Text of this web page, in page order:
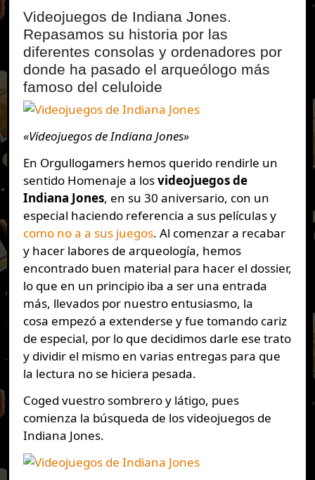
Videojuegos de Indiana Jones.
Repasamos su historia por las
diferentes consolas y ordenadores por
donde ha pasado el arqueólogo más
famoso del celuloide
«Videojuegos de Indiana Jones»
En Orgullogamers hemos querido rendirle un
sentido Homenaje a losvideojuegos de
Indiana Jones, en su 30 aniversario, con un
especial haciendo referencia a sus películas y
como no a a sus juegos. Al comenzar a recabar
y hacer labores de arqueología, hemos
encontrado buen material para hacer el dossier,
lo que en un principio iba a ser una entrada
más, llevados por nuestro entusiasmo, la
cosa empezó a extenderse y fue tomando cariz
de especial, por lo que decidimos darle ese trato
y dividir el mismo en varias entregas para que
la lectura no se hiciera pesada.
Coged vuestro sombrero y látigo, pues
comienza la búsqueda de los videojuegos de
Indiana Jones.